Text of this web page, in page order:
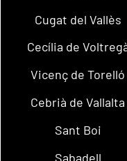
Cugat del Vallès
Cecília de
Vicenç de Torelló
Cebrià de Vallalta
Sant Boi
Sabadell